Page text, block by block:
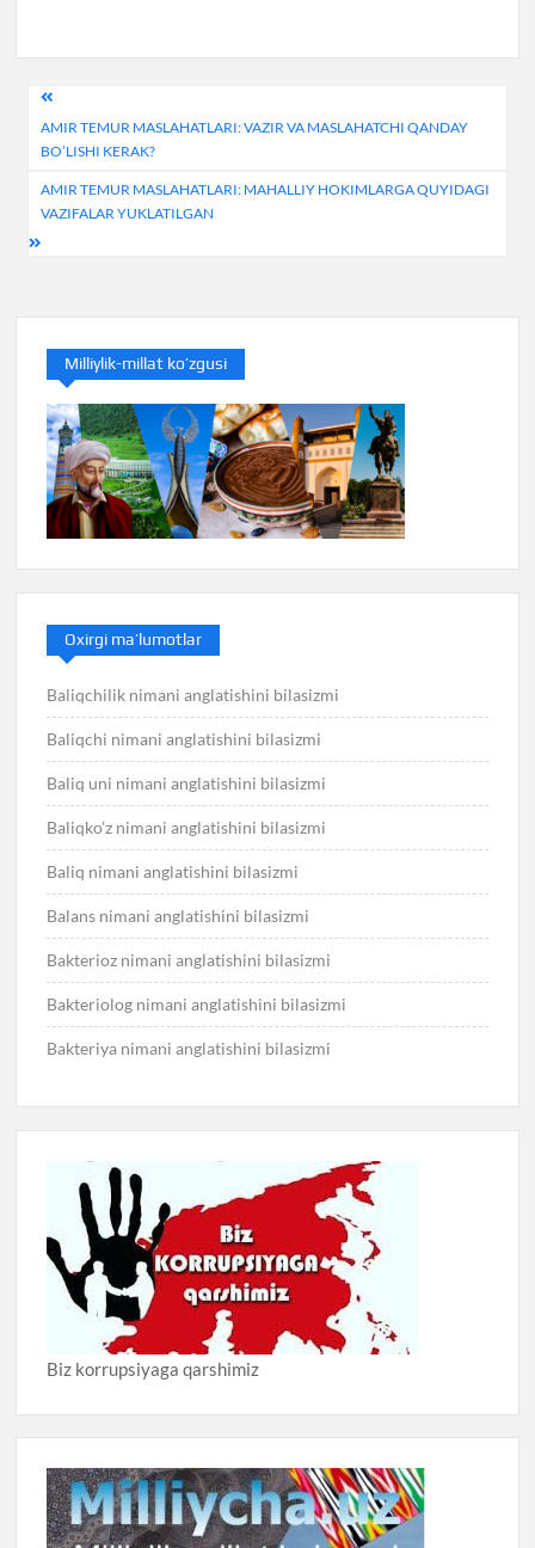
Post
menyusi
AMIR TEMUR MASLAHATLARI: VAZIR VA MASLAHATCHI QANDAY
BO’LISHI KERAK?
AMIR TEMUR MASLAHATLARI: MAHALLIY HOKIMLARGA QUYIDAGI
VAZIFALAR YUKLATILGAN
Milliylik-millat ko’zgusi
Oxirgi ma’lumotlar
Baliqchilik nimani anglatishini bilasizmi
Baliqchi nimani anglatishini bilasizmi
Baliq uni nimani anglatishini bilasizmi
Baliqko’z nimani anglatishini bilasizmi
Baliq nimani anglatishini bilasizmi
Balans nimani anglatishini bilasizmi
Bakterioz nimani anglatishini bilasizmi
Bakteriolog nimani anglatishini bilasizmi
Bakteriya nimani anglatishini bilasizmi
Biz korrupsiyaga qarshimiz